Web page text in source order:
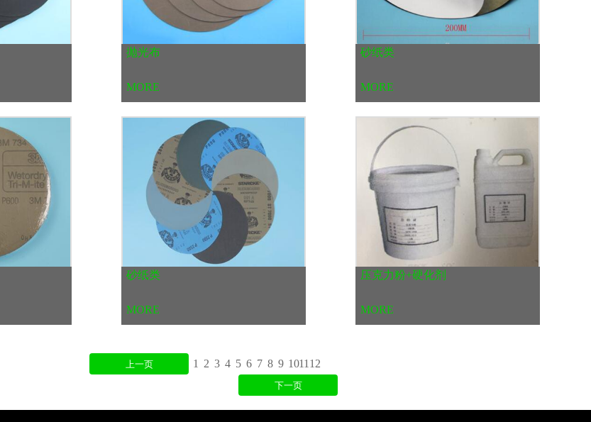
抛光布
MORE
砂纸类
MORE
砂纸类
MORE
压克力粉+硬化剂
MORE
上一页 1 2 3 4 5 6 7 8 9 1011 12
下一页